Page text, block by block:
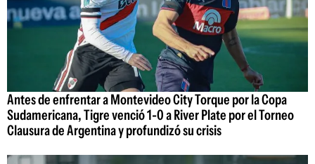
Antes de enfrentar a Montevideo City Torque por la Copa
Sudamericana, Tigre venció 1-0 a River Plate por el Torneo
Clausura de Argentina y profundizó su crisis